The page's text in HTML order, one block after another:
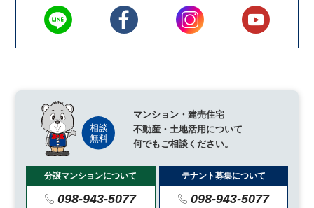
マンション・建売住宅
不動産・土地活用について
何でもご相談ください。
分譲マンションについて
098-943-5077
テナント募集について
098-943-5077